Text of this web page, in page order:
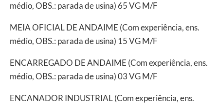
médio, OBS.: parada de usina) 65 VG M/F
MEIA OFICIAL DE ANDAIME (Com experiência, ens.
médio, OBS.: parada de usina) 15 VG M/F
ENCARREGADO DE ANDAIME (Com experiência, ens.
médio, OBS.: parada de usina) 03 VG M/F
ENCANADOR INDUSTRIAL (Com experiência, ens.